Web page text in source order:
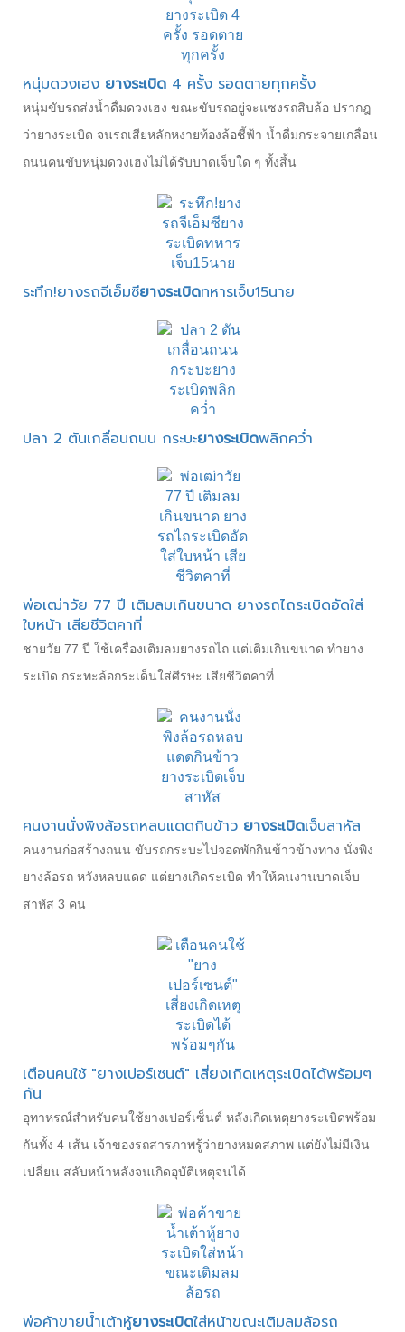
หนุ่มดวงเฮง ยางระเบิด 4 ครั้ง รอดตายทุกครั้ง
หนุ่มขับรถส่งน้ำดื่มดวงเฮง ขณะขับรถอยู่จะแซงรถสิบล้อ ปรากฎ
ว่ายางระเบิด จนรถเสียหลักหงายท้องล้อชี้ฟ้า น้ำดื่มกระจายเกลื่อน
ถนนคนขับหนุ่มดวงเฮงไม่ได้รับบาดเจ็บใด ๆ ทั้งสิ้น
ระทึก!ยางรถจีเอ็มซียางระเบิดทหารเจ็บ15นาย
ปลา 2 ตันเกลื่อนถนน กระบะยางระเบิดพลิกคว่ำ
พ่อเฒ่าวัย 77 ปี เติมลมเกินขนาด ยางรถไถระเบิดอัดใส่
ใบหน้า เสียชีวิตคาที่
ชายวัย 77 ปี ใช้เครื่องเติมลมยางรถไถ แต่เติมเกินขนาด ทำยาง
ระเบิด กระทะล้อกระเด็นใส่ศีรษะ เสียชีวิตคาที่
คนงานนั่งพิงล้อรถหลบแดดกินข้าว ยางระเบิดเจ็บสาหัส
คนงานก่อสร้างถนน ขับรถกระบะไปจอดพักกินข้าวข้างทาง นั่งพิง
ยางล้อรถ หวังหลบแดด แต่ยางเกิดระเบิด ทำให้คนงานบาดเจ็บ
สาหัส 3 คน
เตือนคนใช้ "ยางเปอร์เซนต์" เสี่ยงเกิดเหตุระเบิดได้พร้อมๆ
กัน
อุทาหรณ์สำหรับคนใช้ยางเปอร์เซ็นต์ หลังเกิดเหตุยางระเบิดพร้อม
กันทั้ง 4 เส้น เจ้าของรถสารภาพรู้ว่ายางหมดสภาพ แต่ยังไม่มีเงิน
เปลี่ยน สลับหน้าหลังจนเกิดอุบัติเหตุจนได้
พ่อค้าขายน้ำเต้าหู้ยางระเบิดใส่หน้าขณะเติมลมล้อรถ